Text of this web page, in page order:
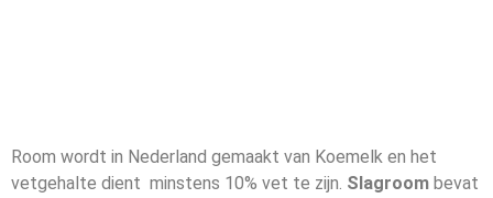
Room wordt in Nederland gemaakt van Koemelk en het
vetgehalte dient minstens 10% vet te zijn. Slagroom bevat